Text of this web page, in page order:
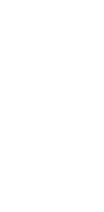
africano
los días,
miles de
que dan
Jordan